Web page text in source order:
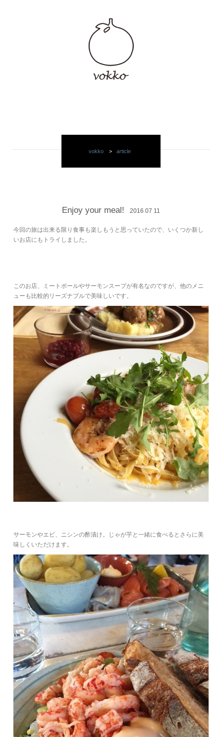
vokko > article
Enjoy your meal! 2016 07 11
今回の旅は出来る限り食事も楽しもうと思っていたので、いくつか新し
いお店にもトライしました。
このお店、ミートボールやサーモンスープが有名なのですが、他のメニ
ューも比較的リーズナブルで美味しいです。
サーモンやエビ、ニシンの酢漬け。じゃが芋と一緒に食べるとさらに美
味しくいただけます。